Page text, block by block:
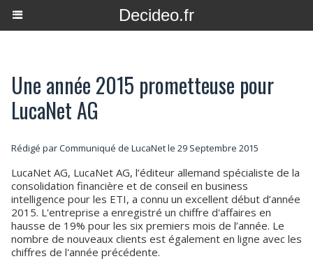
Decideo.fr
Une année 2015 prometteuse pour
LucaNet AG
Rédigé par Communiqué de LucaNet le 29 Septembre 2015
LucaNet AG, LucaNet AG, l’éditeur allemand spécialiste de la
consolidation financière et de conseil en business
intelligence pour les ETI, a connu un excellent début d’année
2015. L'entreprise a enregistré un chiffre d'affaires en
hausse de 19% pour les six premiers mois de l’année. Le
nombre de nouveaux clients est également en ligne avec les
chiffres de l'année précédente.